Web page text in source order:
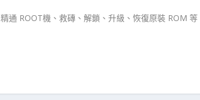
通 ROOT機、救磚、解鎖、升級、恢復原裝 ROM 等